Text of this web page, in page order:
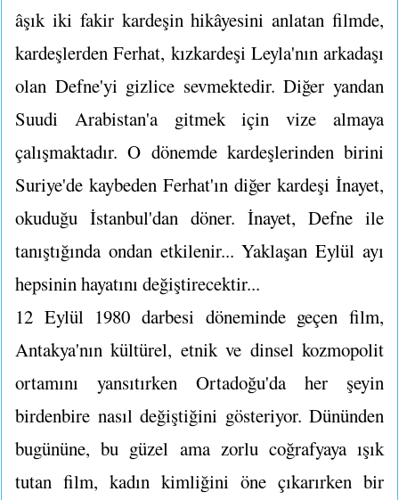
âşık iki fakir kardeşin hikâyesini anlatan filmde,
kardeşlerden Ferhat, kızkardeşi Leyla'nın arkadaşı
olan Defne'yi gizlice sevmektedir. Diğer yandan
Suudi Arabistan'a gitmek için vize almaya
çalışmaktadır. O dönemde kardeşlerinden birini
Suriye'de kaybeden Ferhat'ın diğer kardeşi İnayet,
okuduğu İstanbul'dan döner. İnayet, Defne ile
tanıştığında ondan etkilenir... Yaklaşan Eylül ayı
hepsinin hayatını değiştirecektir...
12 Eylül 1980 darbesi döneminde geçen film,
Antakya'nın kültürel, etnik ve dinsel kozmopolit
ortamını yansıtırken Ortadoğu'da her şeyin
birdenbire nasıl değiştiğini gösteriyor. Dününden
bugününe, bu güzel ama zorlu coğrafyaya ışık
tutan film, kadın kimliğini öne çıkarırken bir